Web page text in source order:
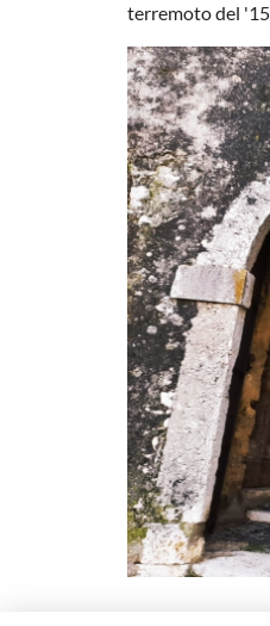
terremoto del